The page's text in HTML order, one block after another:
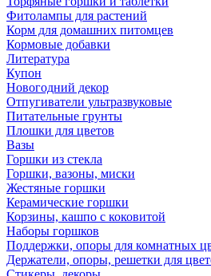
Фитолампы для растений
Корм для домашних питомцев
Кормовые добавки
Литература
Купон
Новогодний декор
Отпугиватели ультразвуковые
Питательные грунты
Плошки для цветов
Вазы
Горшки из стекла
Горшки, вазоны, миски
Жестяные горшки
Керамические горшки
Корзины, кашпо с коковитой
Наборы горшков
Поддержки, опоры для комнатных
Держатели, опоры, решетки для